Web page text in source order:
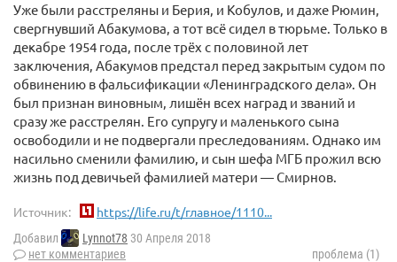
Уже были расстреляны и Берия, и Кобулов, и даже Рюмин,
свергнувший Абакумова, а тот всё сидел в тюрьме. Только в
декабре 1954 года, после трёх с половиной лет
заключения, Абакумов предстал перед закрытым судом по
обвинению в фальсификации «Ленинградского дела». Он
был признан виновным, лишён всех наград и званий и
сразу же расстрелян. Его супругу и маленького сына
освободили и не подвергали преследованиям. Однако им
насильно сменили фамилию, и сын шефа МГБ прожил всю
жизнь под девичьей фамилией матери — Смирнов.
Источник: https://life.ru/t/главное/1110...
Добавил Lynnot78 30 Апреля 2018
нет комментариев
проблема (1)